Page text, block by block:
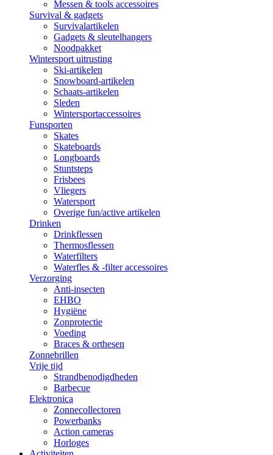
Messen & tools accessoires
Survival & gadgets
Survivalartikelen
Gadgets & sleutelhangers
Noodpakket
Wintersport uitrusting
Ski-artikelen
Snowboard-artikelen
Schaats-artikelen
Sleden
Wintersportaccessoires
Funsporten
Skates
Skateboards
Longboards
Stuntsteps
Frisbees
Vliegers
Watersport
Overige fun/active artikelen
Drinken
Drinkflessen
Thermosflessen
Waterfilters
Waterfles & -filter accessoires
Verzorging
Anti-insecten
EHBO
Hygiëne
Zonprotectie
Voeding
Braces & orthesen
Zonnebrillen
Vrije tijd
Strandbenodigdheden
Barbecue
Elektronica
Zonnecollectoren
Powerbanks
Action cameras
Horloges